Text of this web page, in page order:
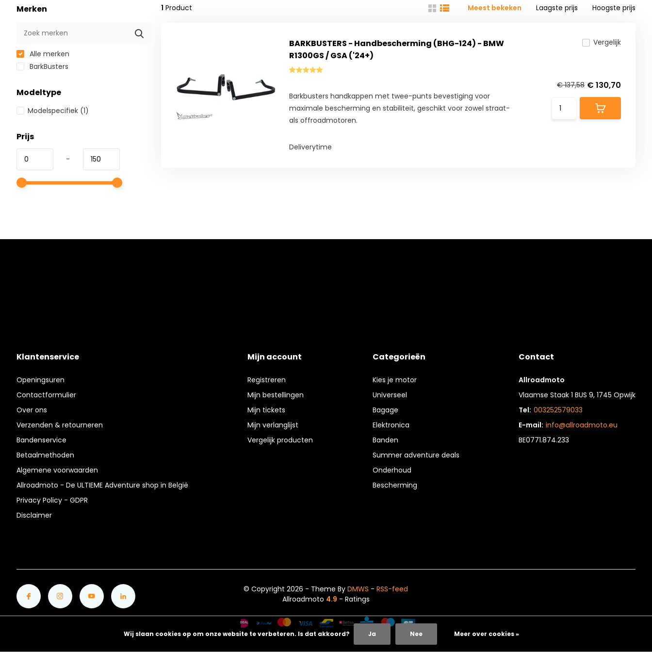
Merken
Alle merken
BarkBusters
Modeltype
Modelspecifiek (1)
Prijs
-
1 Product Meest bekeken Laagste prijs Hoogste prijs
BARKBUSTERS - Handbescherming (BHG-124) - BMW
R1300GS / GSA ('24+)
Barkbusters handkappen met twee-punts bevestiging voor
maximale bescherming en stabiliteit, geschikt voor zowel straat-
als offroadmotoren.
Deliverytime
Vergelijk
€ 137,58 € 130,70
Klantenservice
Openingsuren
Contactformulier
Over ons
Verzenden & retourneren
Bandenservice
Betaalmethoden
Algemene voorwaarden
Allroadmoto - De ULTIEME Adventure shop in België
Privacy Policy - GDPR
Disclaimer
Mijn account
Registreren
Mijn bestellingen
Mijn tickets
Mijn verlanglijst
Vergelijk producten
Categorieën
Kies je motor
Universeel
Bagage
Elektronica
Banden
Summer adventure deals
Onderhoud
Bescherming
Contact
Allroadmoto
Vlaamse Staak 1 BUS 9, 1745 Opwijk
Tel: 003252579033
E-mail: info@allroadmoto.eu
BE0771.874.233
© Copyright 2026 - Theme ByDMWS -RSS-feed
Allroadmoto 4.9 - Ratings
Wij slaan cookies op om onze website te verbeteren. Is dat akkoord? Ja Nee Meer over cookies »